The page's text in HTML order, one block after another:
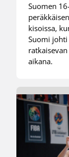
Suomen
kisoissa,
Suomi
aikana.